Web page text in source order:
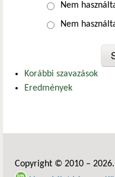
Nem
Nem
Korábbi szavazások
Eredmények
Copyright © 2010 – 2026.